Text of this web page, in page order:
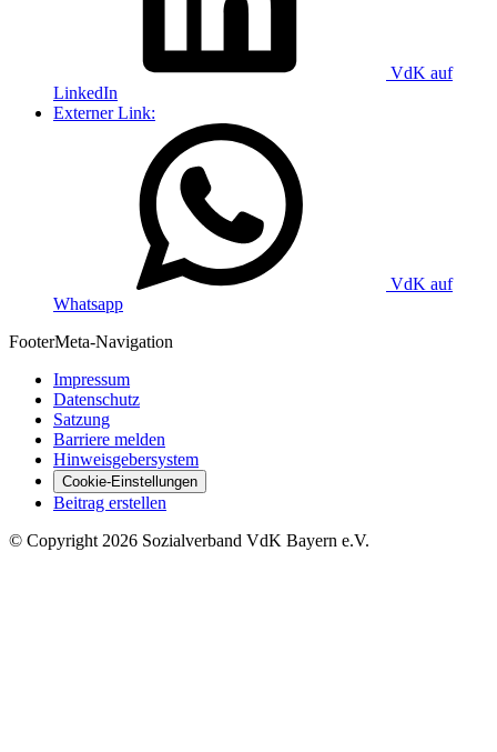
VdK auf
LinkedIn
Externer Link:
VdK auf
Whatsapp
FooterMeta-Navigation
Impressum
Datenschutz
Satzung
Barriere melden
Hinweisgebersystem
Cookie-Einstellungen
Beitrag erstellen
© Copyright2026 Sozialverband VdK Bayern e.V.